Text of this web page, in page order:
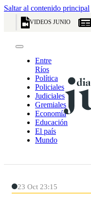
Saltar al contenido principal
VIDEOS JUNIO
Entre
Ríos
Política
Policiales
Judiciales
Gremiales
Economía
Educación
El país
Mundo
23 Oct 23:15